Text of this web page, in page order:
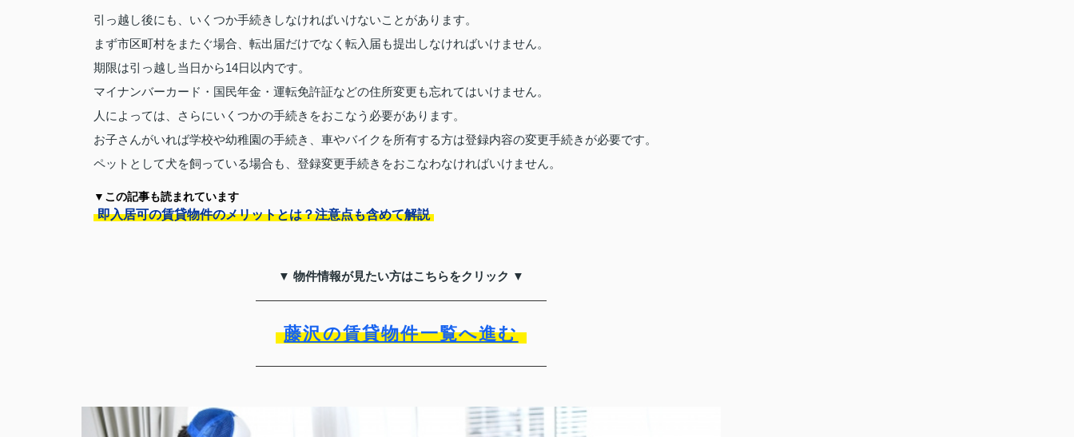
引っ越し後にも、いくつか手続きしなければいけないことがあります。
まず市区町村をまたぐ場合、転出届だけでなく転入届も提出しなければいけません。
期限は引っ越し当日から14日以内です。
マイナンバーカード・国民年金・運転免許証などの住所変更も忘れてはいけません。
人によっては、さらにいくつかの手続きをおこなう必要があります。
お子さんがいれば学校や幼稚園の手続き、車やバイクを所有する方は登録内容の変更手続きが必要です。
ペットとして犬を飼っている場合も、登録変更手続きをおこなわなければいけません。
▼この記事も読まれています
即入居可の賃貸物件のメリットとは？注意点も含めて解説
▼ 物件情報が見たい方はこちらをクリック ▼
藤沢の賃貸物件一覧へ進む